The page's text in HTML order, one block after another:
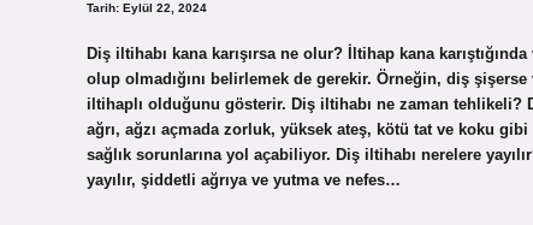
Tarih: Eylül 22, 2024
Diş iltihabı kana karışırsa ne olur? İltihap kana
olup olmadığını belirlemek de gerekir. Örneğin, diş
iltihaplı olduğunu gösterir. Diş iltihabı ne zaman tehlikeli?
ağrı, ağzı açmada zorluk, yüksek ateş, kötü tat ve koku
sağlık sorunlarına yol açabiliyor. Diş iltihabı nerelere
yayılır, şiddetli ağrıya ve yutma ve nefes…